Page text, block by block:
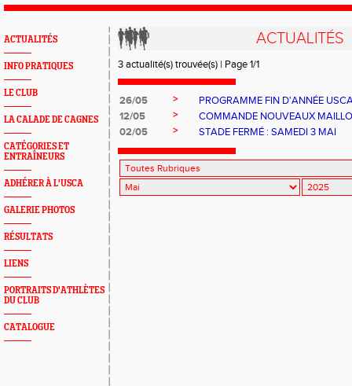
ACTUALITÉS
INFO PRATIQUES
LE CLUB
LA CALADE DE CAGNES
CATÉGORIES ET
ENTRAÎNEURS
ADHÉRER À L'USCA
GALERIE PHOTOS
RÉSULTATS
LIENS
PORTRAITS D'ATHLÈTES
DU CLUB
CATALOGUE
ACTUALITÉS
3 actualité(s) trouvée(s) | Page 1/1
26/05 >
PROGRAMME FIN D'ANNÉE
12/05
>
COMMANDE NOUVEAUX
02/05
> STADE FERMÉ : SAMEDI 3 MAI